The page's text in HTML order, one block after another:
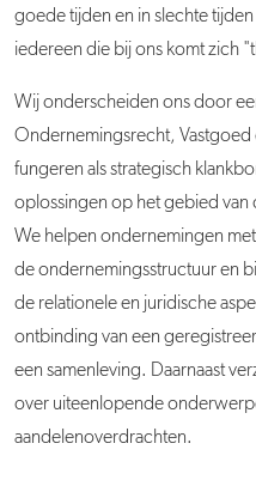
goede tijden en in slechte
iedereen die bij ons komt zich
Wij onderscheiden ons door
Ondernemingsrecht, Vastgoed
fungeren als strategisch
oplossingen op het gebied van
We helpen ondernemingen
de ondernemingsstructuur en
de relationele en juridische
ontbinding van een
een samenleving. Daarnaast
over uiteenlopende
aandelenoverdrachten.